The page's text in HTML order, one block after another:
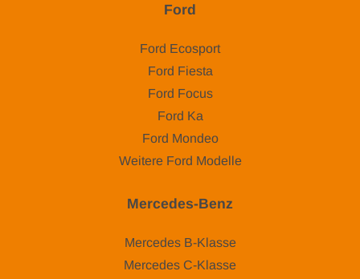
Ford
Ford Ecosport
Ford Fiesta
Ford Focus
Ford Ka
Ford Mondeo
Weitere Ford Modelle
Mercedes-Benz
Mercedes B-Klasse
Mercedes C-Klasse